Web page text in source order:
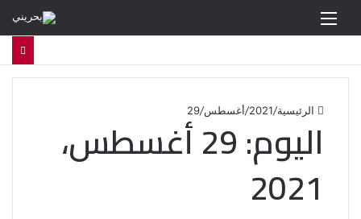
الرئيسية/
2021
/أغسطس/
29
اليوم: 29 أغسطس،
2021